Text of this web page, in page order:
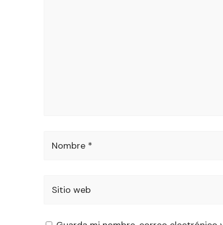
Nombre *
Sitio web